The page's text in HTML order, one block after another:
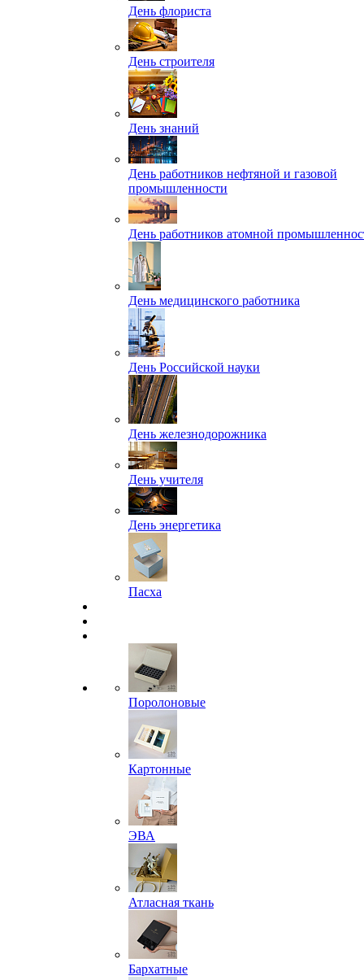
День флориста
День строителя
День знаний
День работников нефтяной и газовой
промышленности
День работников атомной
День медицинского работника
День Российской науки
День железнодорожника
День учителя
День энергетика
Пасха
Поролоновые
Картонные
ЭВА
Атласная ткань
Бархатные